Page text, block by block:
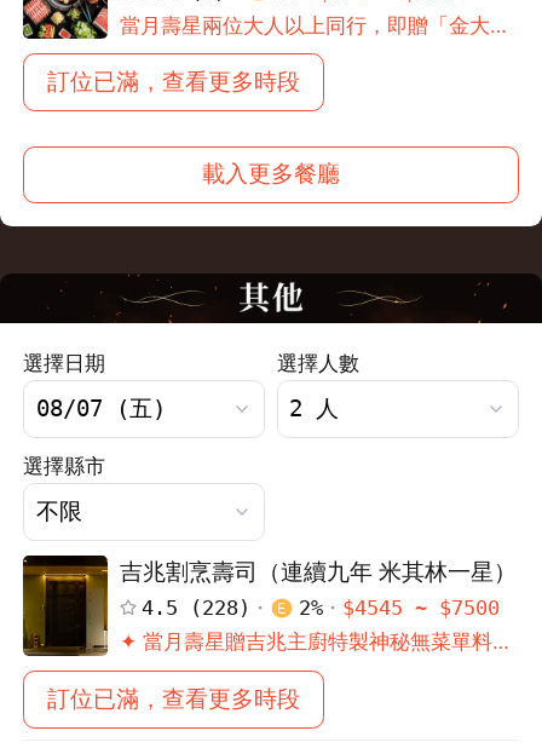
當月壽星兩位大人以上同行，即贈「金大鋤
精美生日禮品」
訂位已滿，查看更多時段
載入更多餐廳
選擇日期 選擇人數
選擇縣市
吉兆割烹壽司（連續九年 米其林一星）
4.5 (228) 2% $4545 ~ $7500
✦ 當月壽星贈吉兆主廚特製神秘無菜單料理
一份
訂位已滿，查看更多時段